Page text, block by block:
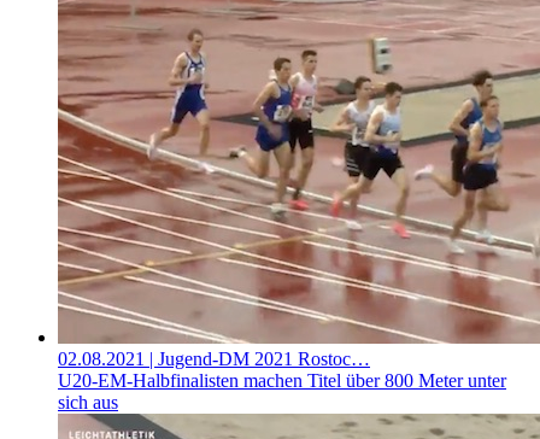
02.08.2021 | Jugend-DM 2021 Rostoc…
U20-EM-Halbfinalisten machen Titel über 800 Meter unter
sich aus